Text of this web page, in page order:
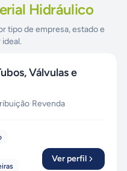
Hidráulico
tipo de empresa, estado e
Válvulas e
·Revenda
Ver perfil